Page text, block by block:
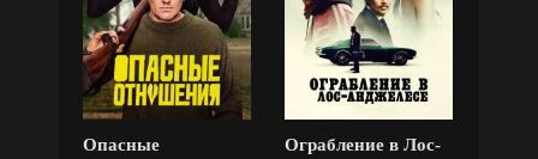
Опасные
Ограбление в Лос-